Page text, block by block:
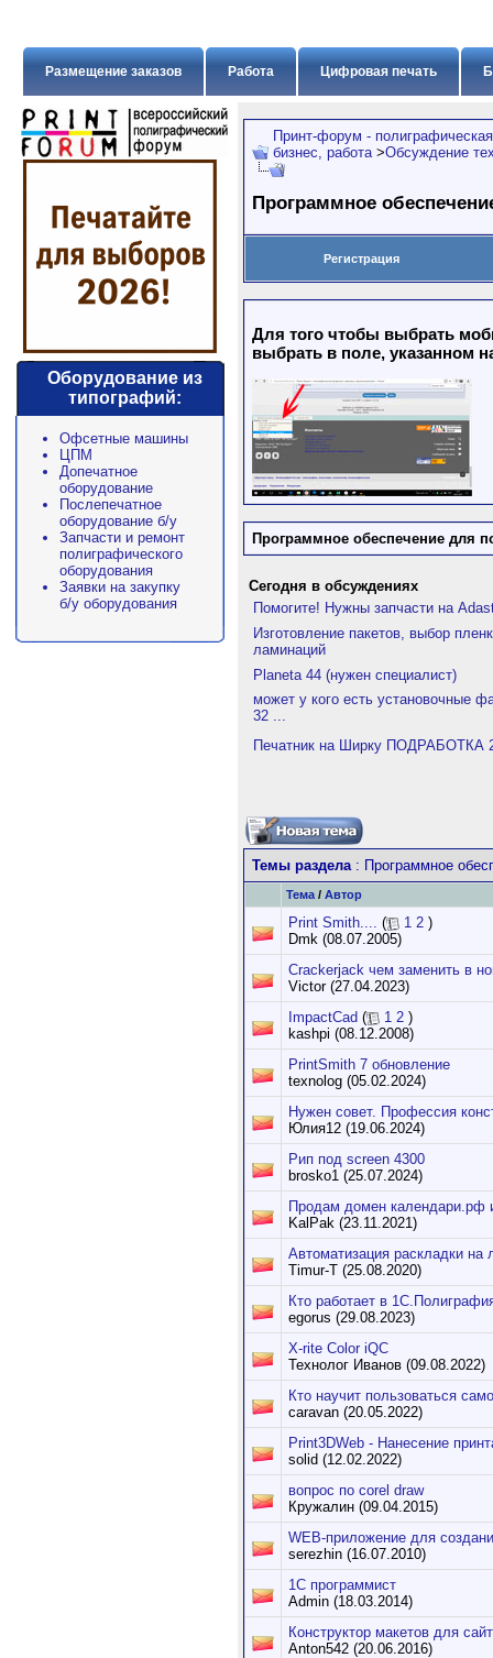
Цифровая печать
Работа
Размещение заказов
Оборудование из
типографий:
Офсетные машины
ЦПМ
Допечатное
оборудование
Послепечатное
оборудование б/у
Запчасти и ремонт
полиграфического
оборудования
Заявки на закупку
б/у оборудования
Принт-форум -
бизнес, работа >Обсуждение
Программное
Регистрация
Для того чтобы выбрать
выбрать в поле, указанном
Программное обеспечение для
Сегодня в обсуждениях
Помогите! Нужны запчасти на
Изготовление пакетов, выбор
ламинаций
Planeta 44 (нужен специалист)
может у кого есть установочные
32 ...
Печатник на Ширку ПОДРАБОТКА
Темы раздела: Программное
Тема / Автор
Print Smith.... ( 1 2 )
Dmk (08.07.2005)
Crackerjack чем заменить в
Victor (27.04.2023)
ImpactCad ( 1 2 )
kashpi (08.12.2008)
PrintSmith 7 обновление
texnolog (05.02.2024)
Нужен совет. Профессия
Юлия12 (19.06.2024)
Рип под screen 4300
brosko1 (25.07.2024)
Продам домен календари.рф
KalPak (23.11.2021)
Автоматизация раскладки на
Timur-T (25.08.2020)
Кто работает в
egorus (29.08.2023)
X-rite Color iQC
Технолог Иванов (09.08.2022)
Кто научит пользоваться
caravan (20.05.2022)
Print3DWeb - Нанесение
solid (12.02.2022)
вопрос по corel draw
Кружалин (09.04.2015)
WEB-приложение для
serezhin (16.07.2010)
1С программист
Admin (18.03.2014)
Конструктор макетов для
Anton542 (20.06.2016)